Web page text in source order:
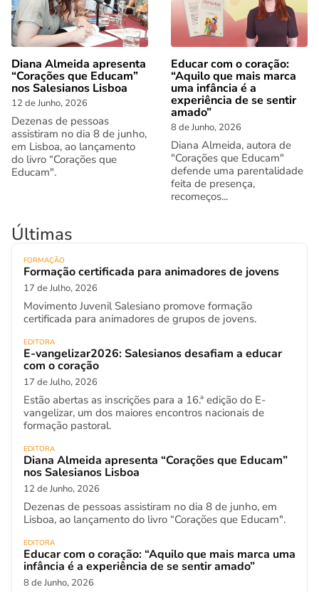
Diana Almeida apresenta
“Corações que Educam”
nos Salesianos Lisboa
12 de Junho, 2026
Dezenas de pessoas
assistiram no dia 8 de junho,
em Lisboa, ao lançamento
do livro “Corações que
Educam".
Educar com o coração:
“Aquilo que mais marca
uma infância é a
experiência de se sentir
amado”
8 de Junho, 2026
Diana Almeida, autora de
"Corações que Educam"
defende uma parentalidade
feita de presença,
recomeços...
Últimas
FORMAÇÃO
Formação certificada para animadores de jovens
17 de Julho, 2026
Movimento Juvenil Salesiano promove formação
certificada para animadores de grupos de jovens.
EDITORA
E-vangelizar2026: Salesianos desafiam a educar
com o coração
17 de Julho, 2026
Estão abertas as inscrições para a 16.ª edição do E-
vangelizar, um dos maiores encontros nacionais de
formação pastoral.
EDITORA
Diana Almeida apresenta “Corações que Educam”
nos Salesianos Lisboa
12 de Junho, 2026
Dezenas de pessoas assistiram no dia 8 de junho, em
Lisboa, ao lançamento do livro “Corações que Educam".
EDITORA
Educar com o coração: “Aquilo que mais marca uma
infância é a experiência de se sentir amado”
8 de Junho, 2026